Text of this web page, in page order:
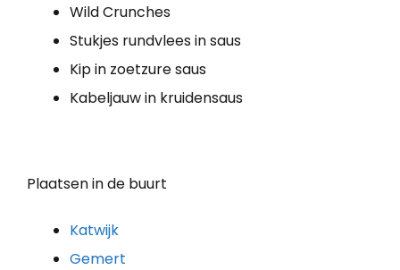
Wild Crunches
Stukjes rundvlees in saus
Kip in zoetzure saus
Kabeljauw in kruidensaus
Plaatsen in de buurt
Katwijk
Gemert